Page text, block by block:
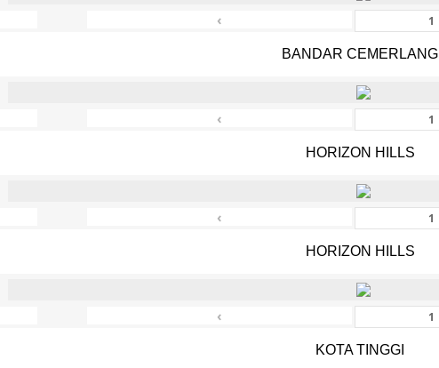
‹
BANDAR CEMERLANG
‹
HORIZON HILLS
‹
HORIZON HILLS
‹
KOTA TINGGI